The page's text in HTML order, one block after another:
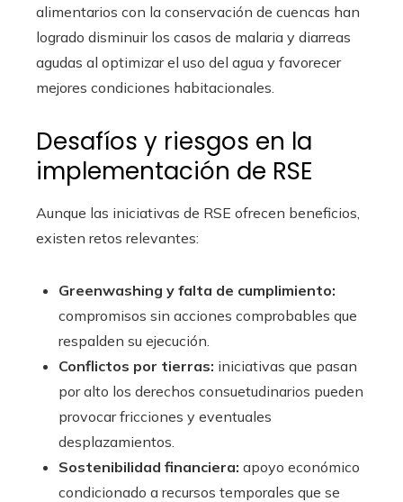
alimentarios con la conservación de cuencas han
logrado disminuir los casos de malaria y diarreas
agudas al optimizar el uso del agua y favorecer
mejores condiciones habitacionales.
Desafíos y riesgos en la
implementación de RSE
Aunque las iniciativas de RSE ofrecen beneficios,
existen retos relevantes:
Greenwashing y falta de cumplimiento:
compromisos sin acciones comprobables que
respalden su ejecución.
Conflictos por tierras: iniciativas que pasan
por alto los derechos consuetudinarios pueden
provocar fricciones y eventuales
desplazamientos.
Sostenibilidad financiera: apoyo económico
condicionado a recursos temporales que se